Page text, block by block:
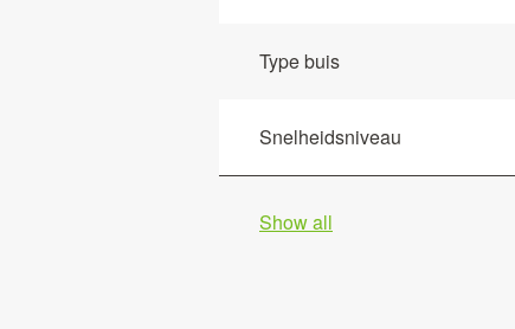
Type buis
Snelheidsniveau
Show all